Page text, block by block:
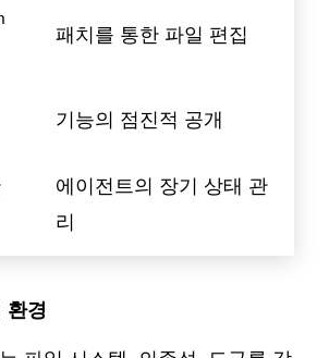
패치를 통한 파일 편집
기능의 점진적 공개
에이전트의 장기 상태 관
리
환경